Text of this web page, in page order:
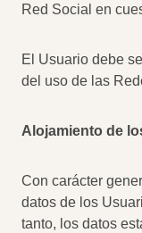
Red Social en
El Usuario debe
del uso de las
Alojamiento de
Con carácter
datos de los
tanto, los datos